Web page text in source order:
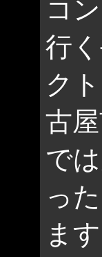
コ
行
ク
古
で
っ
ま